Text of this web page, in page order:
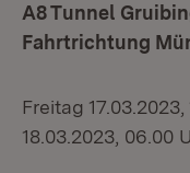
A8 Tunnel
Fahrtrichtung
Freitag
18.03.2023, 06.00